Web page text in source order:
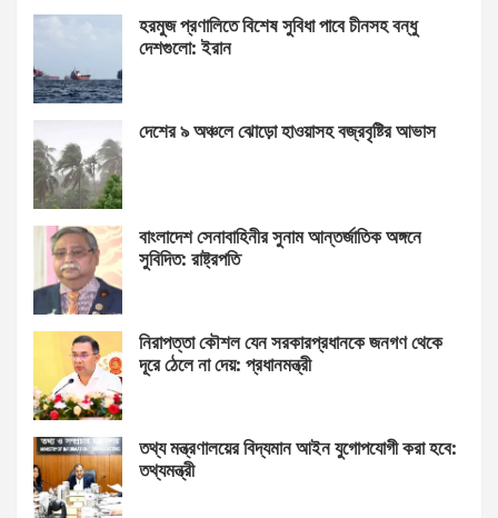
হরমুজ প্রণালিতে বিশেষ সুবিধা পাবে চীনসহ বন্ধু
দেশগুলো: ইরান
দেশের ৯ অঞ্চলে ঝোড়ো হাওয়াসহ বজ্রবৃষ্টির আভাস
বাংলাদেশ সেনাবাহিনীর সুনাম আন্তর্জাতিক অঙ্গনে
সুবিদিত: রাষ্ট্রপতি
নিরাপত্তা কৌশল যেন সরকারপ্রধানকে জনগণ থেকে
দূরে ঠেলে না দেয়: প্রধানমন্ত্রী
তথ্য মন্ত্রণালয়ের বিদ্যমান আইন যুগোপযোগী করা হবে:
তথ্যমন্ত্রী